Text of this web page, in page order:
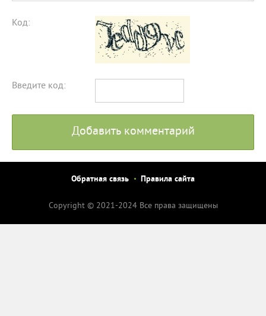
Код:
Введите код:
Добавить комментарий
Обратная связь Правила сайта
Copyright © 2021-2024 Все права защищены